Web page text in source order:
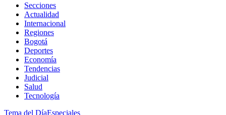
Secciones
Actualidad
Internacional
Regiones
Bogotá
Deportes
Economía
Tendencias
Judicial
Salud
Tecnología
Tema del DíaEspeciales